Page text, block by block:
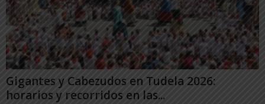
Gigantes y Cabezudos en Tudela 2026:
horarios y recorridos en las...